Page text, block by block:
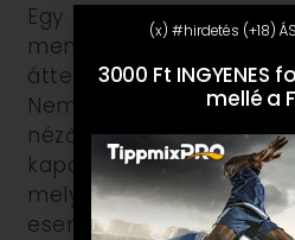
Egy jól használható
menetrendnek
áttekinthetőnek és
Nem elég felsorolni a
néző azt szeretné
kapcsoljon be, mire
melyik mérkőzés
eseménye.
(x) #hirdetés (+18)
3000 Ft INGYENES
mellé a